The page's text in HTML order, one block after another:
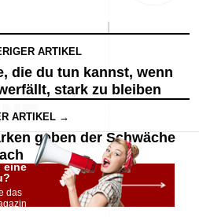
ARTIKEL
die du tun kannst, wenn
stark zu bleiben
ARTIKEL →
geben der Schwäche
eine
das